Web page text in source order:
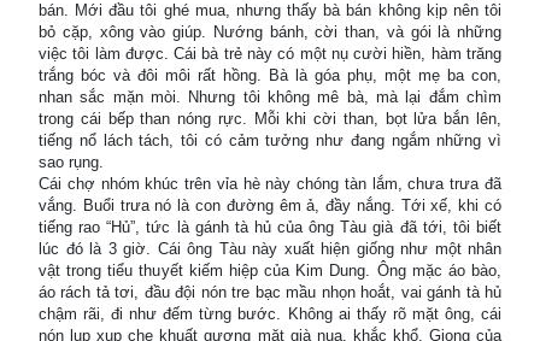
bán. Mới đầu tôi ghé mua, nhưng thấy bà bán không kịp nên tôi
bỏ cặp, xông vào giúp. Nướng bánh, cời than, và gói là những
việc tôi làm được. Cái bà trẻ này có một nụ cười hiền, hàm trăng
trắng bóc và đôi môi rất hồng. Bà là góa phụ, một mẹ ba con,
nhan sắc mặn mòi. Nhưng tôi không mê bà, mà lại đắm chìm
trong cái bếp than nóng rực. Mỗi khi cời than, bọt lửa bắn lên,
tiếng nổ lách tách, tôi có cảm tưởng như đang ngắm những vì
sao rụng.
Cái chợ nhóm khúc trên vỉa hè này chóng tàn lắm, chưa trưa đã
vắng. Buổi trưa nó là con đường êm ả, đầy nắng. Tới xế, khi có
tiếng rao “Hủ”, tức là gánh tà hủ của ông Tàu già đã tới, tôi biết
lúc đó là 3 giờ. Cái ông Tàu này xuất hiện giống như một nhân
vật trong tiểu thuyết kiếm hiệp của Kim Dung. Ông mặc áo bào,
áo rách tả tơi, đầu đội nón tre bạc mầu nhọn hoắt, vai gánh tà hủ
chậm rãi, đi như đếm từng bước. Không ai thấy rõ mặt ông, cái
nón lụp xụp che khuất gương mặt già nua, khắc khổ. Giọng của